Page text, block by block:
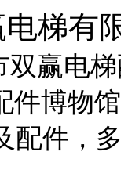
梯有
赢电梯
件博物
配件，